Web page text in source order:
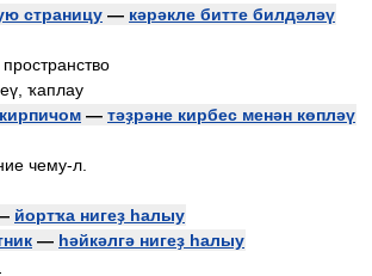
страницу — кәрәкле битте билдәләү
ҡаплау
— тәҙрәне кирбес менән көпләү
чему-л.
йортҡа нигеҙ һалыу
— һәйкәлгә нигеҙ һалыу